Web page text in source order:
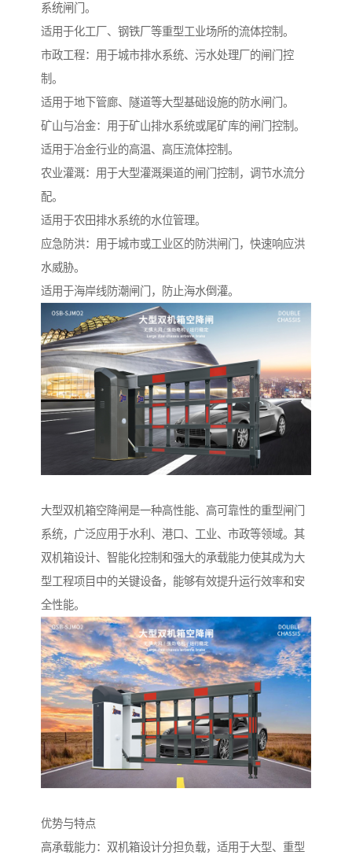
系统闸门。
适用于化工厂、钢铁厂等重型工业场所的流体控制。
市政工程：用于城市排水系统、污水处理厂的闸门控
制。
适用于地下管廊、隧道等大型基础设施的防水闸门。
矿山与冶金：用于矿山排水系统或尾矿库的闸门控制。
适用于冶金行业的高温、高压流体控制。
农业灌溉：用于大型灌溉渠道的闸门控制，调节水流分
配。
适用于农田排水系统的水位管理。
应急防洪：用于城市或工业区的防洪闸门，快速响应洪
水威胁。
适用于海岸线防潮闸门，防止海水倒灌。
大型双机箱空降闸是一种高性能、高可靠性的重型闸门
系统，广泛应用于水利、港口、工业、市政等领域。其
双机箱设计、智能化控制和强大的承载能力使其成为大
型工程项目中的关键设备，能够有效提升运行效率和安
全性能。
优势与特点
高承载能力：双机箱设计分担负载，适用于大型、重型